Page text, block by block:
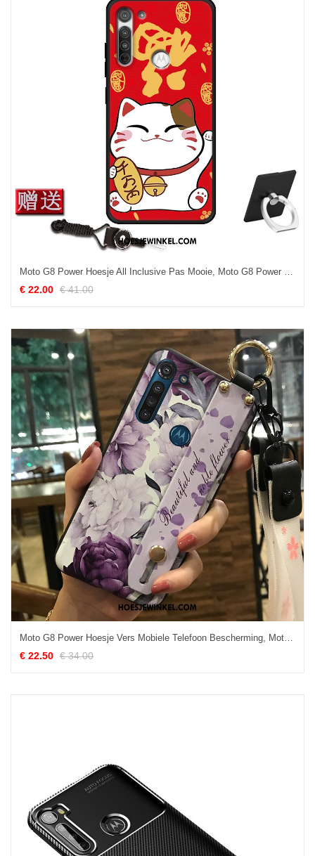
Moto G8 Power Hoesje All Inclusive Pas Mooie, Moto G8 Power Hoesje Rood Mobiele Telefoon
€ 22.00 € 41.00
Moto G8 Power Hoesje Vers Mobiele Telefoon Bescherming, Moto G8 Power Hoesje Hoes Purper
€ 22.50 € 34.00